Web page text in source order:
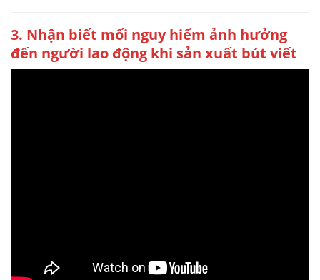
3. Nhận biết mối nguy hiểm ảnh hưởng
đến người lao động khi sản xuất bút viết